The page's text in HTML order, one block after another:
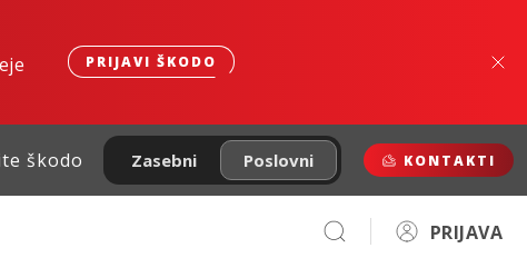
PRIJAVI ŠKODO
škodo Zasebni Poslovni KONTAKTI
PRIJAVA